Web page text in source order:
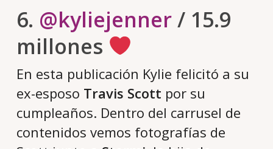
6. @kyliejenner/ 15.9
millones
En esta publicación Kylie felicitó a su
ex-esposo Travis Scott por su
cumpleaños. Dentro del carrusel de
contenidos vemos fotografías de